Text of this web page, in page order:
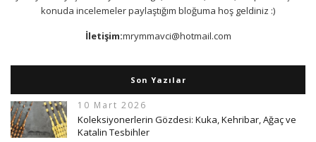
konuda incelemeler paylaştığım bloğuma hoş geldiniz :)
İletişim:mrymmavci@hotmail.com
Son Yazılar
10 Mart 2026
Koleksiyonerlerin Gözdesi: Kuka, Kehribar, Ağaç ve
Katalin Tesbihler